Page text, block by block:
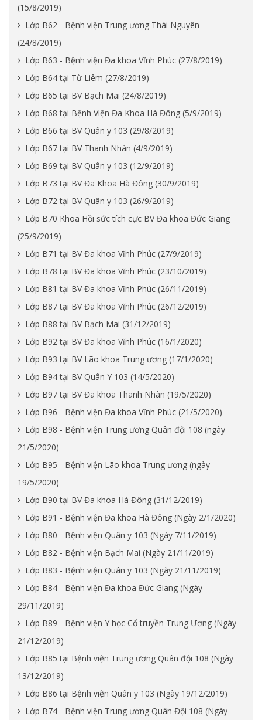
(15/8/2019)
Lớp B62 - Bệnh viện Trung ương Thái Nguyên
(24/8/2019)
Lớp B63 - Bệnh viện Đa khoa Vĩnh Phúc (27/8/2019)
Lớp B64 tại Từ Liêm (27/8/2019)
Lớp B65 tại BV Bạch Mai (24/8/2019)
Lớp B68 tại Bệnh Viện Đa Khoa Hà Đông (5/9/2019)
Lớp B66 tại BV Quân y 103 (29/8/2019)
Lớp B67 tại BV Thanh Nhàn (4/9/2019)
Lớp B69 tại BV Quân y 103 (12/9/2019)
Lớp B73 tại BV Đa Khoa Hà Đông (30/9/2019)
Lớp B72 tại BV Quân y 103 (26/9/2019)
Lớp B70 Khoa Hồi sức tích cực BV Đa khoa Đức Giang
(25/9/2019)
Lớp B71 tại BV Đa khoa Vĩnh Phúc (27/9/2019)
Lớp B78 tại BV Đa khoa Vĩnh Phúc (23/10/2019)
Lớp B81 tại BV Đa khoa Vĩnh Phúc (26/11/2019)
Lớp B87 tại BV Đa khoa Vĩnh Phúc (26/12/2019)
Lớp B88 tại BV Bạch Mai (31/12/2019)
Lớp B92 tại BV Đa khoa Vĩnh Phúc (16/1/2020)
Lớp B93 tại BV Lão khoa Trung ương (17/1/2020)
Lớp B94 tại BV Quân Y 103 (14/5/2020)
Lớp B97 tại BV Đa khoa Thanh Nhàn (19/5/2020)
Lớp B96 - Bệnh viện Đa khoa Vĩnh Phúc (21/5/2020)
Lớp B98 - Bệnh viện Trung ương Quân đội 108 (ngày
21/5/2020)
Lớp B95 - Bệnh viện Lão khoa Trung ương (ngày
19/5/2020)
Lớp B90 tại BV Đa khoa Hà Đông (31/12/2019)
Lớp B91 - Bệnh viện Đa khoa Hà Đông (Ngày 2/1/2020)
Lớp B80 - Bệnh viện Quân y 103 (Ngày 7/11/2019)
Lớp B82 - Bệnh viện Bạch Mai (Ngày 21/11/2019)
Lớp B83 - Bệnh viện Quân y 103 (Ngày 21/11/2019)
Lớp B84 - Bệnh viện Đa khoa Đức Giang (Ngày
29/11/2019)
Lớp B89 - Bệnh viện Y học Cổ truyền Trung Ương (Ngày
21/12/2019)
Lớp B85 tại Bệnh viện Trung ương Quân đội 108 (Ngày
13/12/2019)
Lớp B86 tại Bệnh viện Quân y 103 (Ngày 19/12/2019)
Lớp B74 - Bệnh viện Trung ương Quân Đội 108 (Ngày